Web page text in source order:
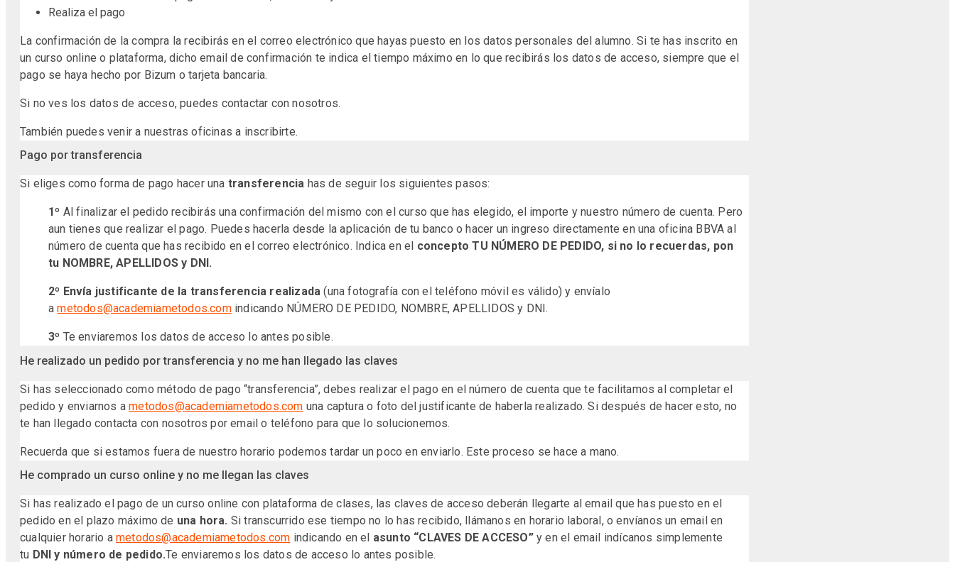
Realiza el pago
La confirmación de la compra la recibirás en el correo electrónico que hayas puesto en los datos personales del alumno. Si te has inscrito en
un curso online o plataforma, dicho email de confirmación te indica el tiempo máximo en lo que recibirás los datos de acceso, siempre que el
pago se haya hecho por Bizum o tarjeta bancaria.
Si no ves los datos de acceso, puedes contactar con nosotros.
También puedes venir a nuestras oficinas a inscribirte.
Pago por transferencia
Si eliges como forma de pago hacer una transferencia has de seguir los siguientes pasos:
1º Al finalizar el pedido recibirás una confirmación del mismo con el curso que has elegido, el importe y nuestro número de cuenta. Pero
aun tienes que realizar el pago. Puedes hacerla desde la aplicación de tu banco o hacer un ingreso directamente en una oficina BBVA al
número de cuenta que has recibido en el correo electrónico. Indica en el concepto TU NÚMERO DE PEDIDO, si no lo recuerdas, pon
tu NOMBRE, APELLIDOS y DNI.
2º Envía justificante de la transferencia realizada (una fotografía con el teléfono móvil es válido) y envíalo
ametodos@academiametodos.comindicando NÚMERO DE PEDIDO, NOMBRE, APELLIDOS y DNI.
3º Te enviaremos los datos de acceso lo antes posible.
He realizado un pedido por transferencia y no me han llegado las claves
Si has seleccionado como método de pago “transferencia”, debes realizar el pago en el número de cuenta que te facilitamos al completar el
pedido y enviarnos ametodos@academiametodos.com una captura o foto del justificante de haberla realizado. Si después de hacer esto, no
te han llegado contacta con nosotros por email o teléfono para que lo solucionemos.
Recuerda que si estamos fuera de nuestro horario podemos tardar un poco en enviarlo. Este proceso se hace a mano.
He comprado un curso online y no me llegan las claves
Si has realizado el pago de un curso online con plataforma de clases, las claves de acceso deberán llegarte al email que has puesto en el
pedido en el plazo máximo de una hora. Si transcurrido ese tiempo no lo has recibido, llámanos en horario laboral, o envíanos un email en
cualquier horario a metodos@academiametodos.com indicando en el asunto “CLAVES DE ACCESO”y en el email indícanos simplemente
tu DNI y número de pedido.Te enviaremos los datos de acceso lo antes posible.